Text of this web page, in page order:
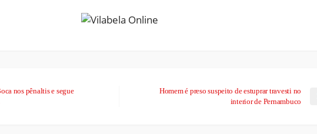
nos pênaltis e segue
Homem é preso suspeito de estuprar travesti no
interior de Pernambuco